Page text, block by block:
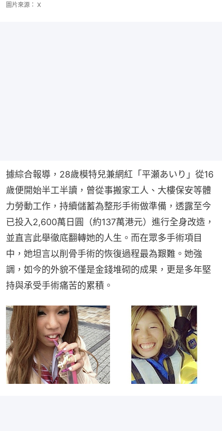
圖片來源： X
據綜合報導，28歲模特兒兼網紅「平瀬あいり」從16
歲便開始半工半讀，曾從事搬家工人、大樓保安等體
力勞動工作，持續儲蓄為整形手術做準備，透露至今
已投入2,600萬日圓（約137萬港元）進行全身改造，
並直言此舉徹底翻轉她的人生。而在眾多手術項目
中，她坦言以削骨手術的恢復過程最為艱難。她強
調，如今的外貌不僅是金錢堆砌的成果，更是多年堅
持與承受手術痛苦的累積。